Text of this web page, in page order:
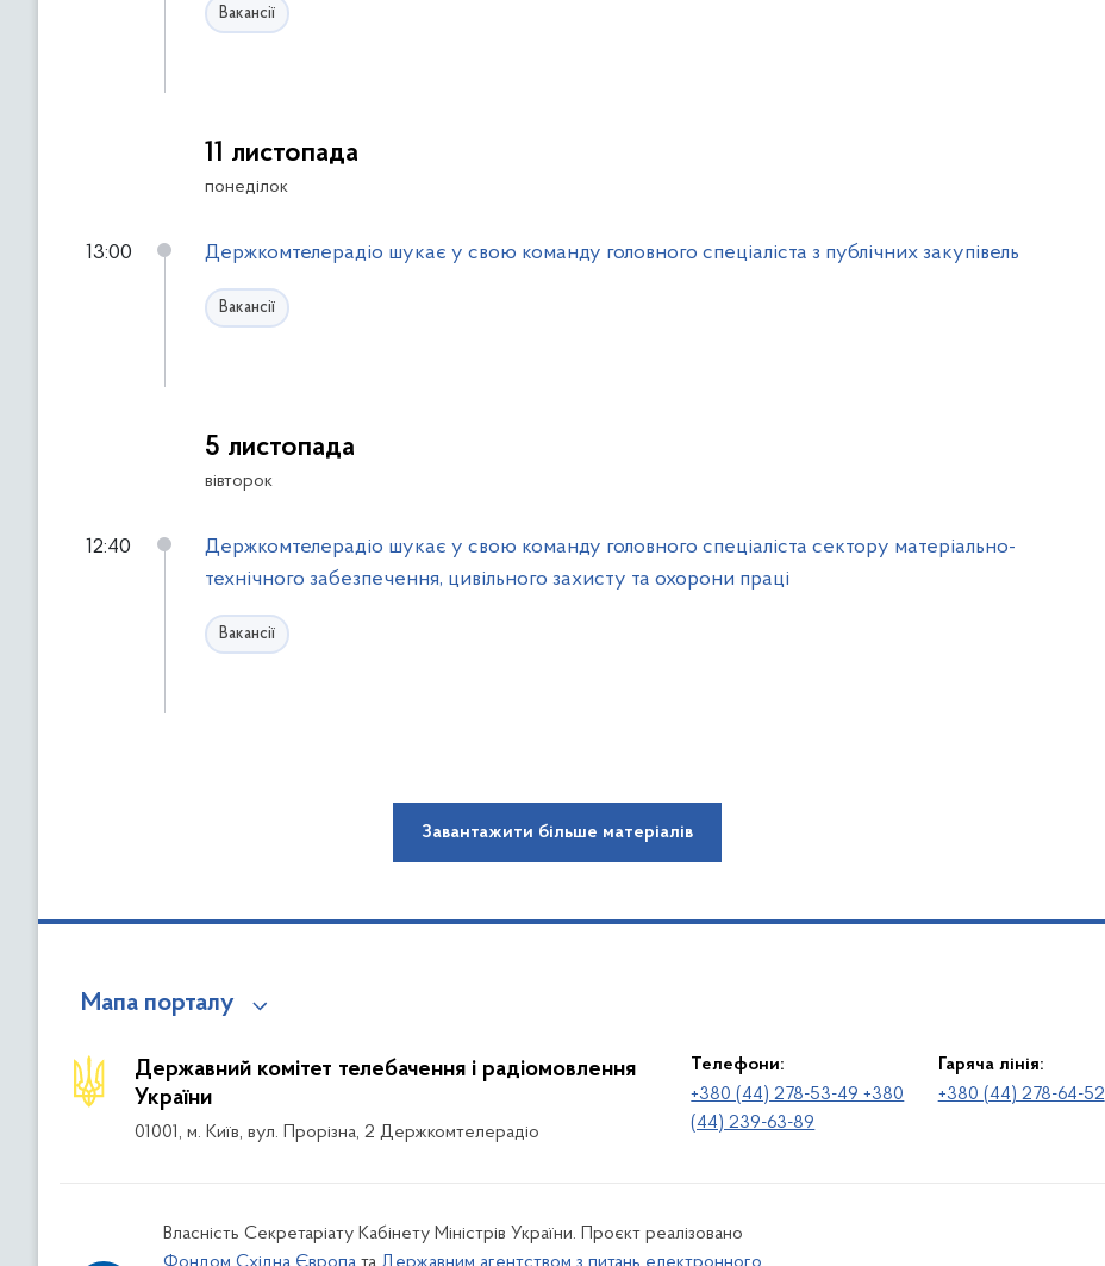
Вакансії
11 листопада
понеділок
13:00 Держкомтелерадіо шукає у свою команду головного спеціаліста з публічних закупівель
Вакансії
5 листопада
вівторок
12:40
Держкомтелерадіо шукає у свою команду головного спеціаліста сектору матеріально-
технічного забезпечення, цивільного захисту та охорони праці
Вакансії
Завантажити більше матеріалів
Мапа порталу
Державний комітет телебачення і радіомовлення
України
01001, м. Київ, вул. Прорізна, 2 Держкомтелерадіо
Телефони:
+380 (44) 278-53-49 +380
(44) 239-63-89
Гаряча лінія:
+380 (44) 278-64-52
Власність Секретаріату Кабінету Міністрів України. Проєкт реалізовано